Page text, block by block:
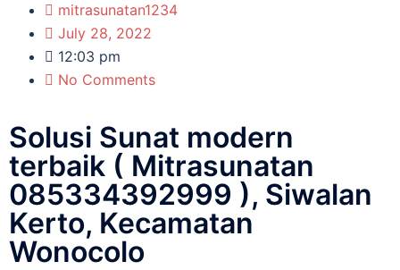
mitrasunatan1234
July 28, 2022
12:03 pm
No Comments
Solusi Sunat modern
terbaik ( Mitrasunatan
085334392999 ), Siwalan
Kerto, Kecamatan
Wonocolo